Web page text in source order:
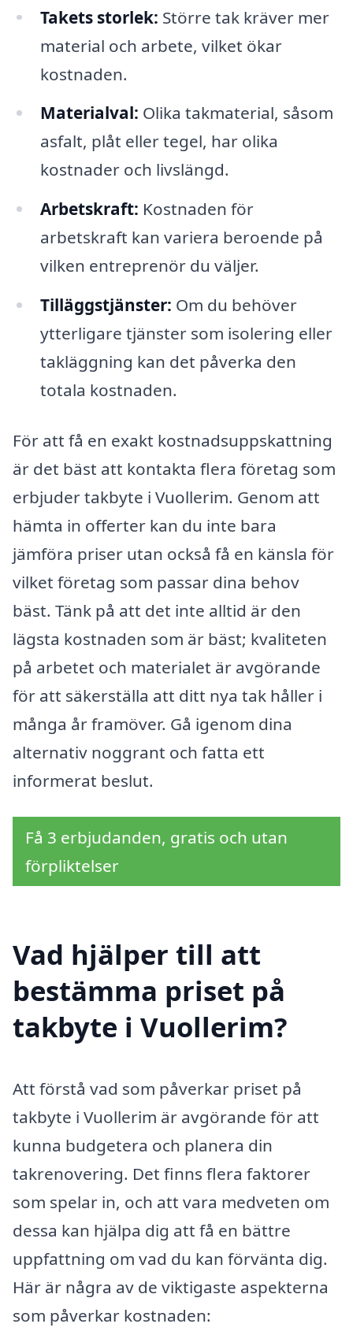
Takets storlek: Större tak kräver mer
material och arbete, vilket ökar
kostnaden.
Materialval: Olika takmaterial, såsom
asfalt, plåt eller tegel, har olika
kostnader och livslängd.
Arbetskraft: Kostnaden för
arbetskraft kan variera beroende på
vilken entreprenör du väljer.
Tilläggstjänster: Om du behöver
ytterligare tjänster som isolering eller
takläggning kan det påverka den
totala kostnaden.
För att få en exakt kostnadsuppskattning
är det bäst att kontakta flera företag som
erbjuder takbyte i Vuollerim. Genom att
hämta in offerter kan du inte bara
jämföra priser utan också få en känsla för
vilket företag som passar dina behov
bäst. Tänk på att det inte alltid är den
lägsta kostnaden som är bäst; kvaliteten
på arbetet och materialet är avgörande
för att säkerställa att ditt nya tak håller i
många år framöver. Gå igenom dina
alternativ noggrant och fatta ett
informerat beslut.
Få 3 erbjudanden, gratis och utan
förpliktelser
Vad hjälper till att
bestämma priset på
takbyte i Vuollerim?
Att förstå vad som påverkar priset på
takbyte i Vuollerim är avgörande för att
kunna budgetera och planera din
takrenovering. Det finns flera faktorer
som spelar in, och att vara medveten om
dessa kan hjälpa dig att få en bättre
uppfattning om vad du kan förvänta dig.
Här är några av de viktigaste aspekterna
som påverkar kostnaden: